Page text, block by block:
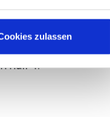
zulassen
&
hall 4.